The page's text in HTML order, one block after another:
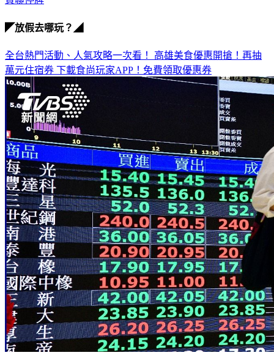
萬元住宿券下載食尚玩家APP！免費領取優惠券